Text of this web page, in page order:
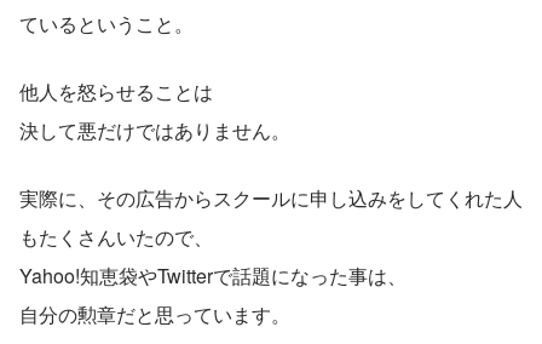
ているということ。
他人を怒らせることは
決して悪だけではありません。
実際に、その広告からスクールに申し込みをしてくれた人
もたくさんいたので、
Yahoo!知恵袋やTwitterで話題になった事は、
自分の勲章だと思っています。